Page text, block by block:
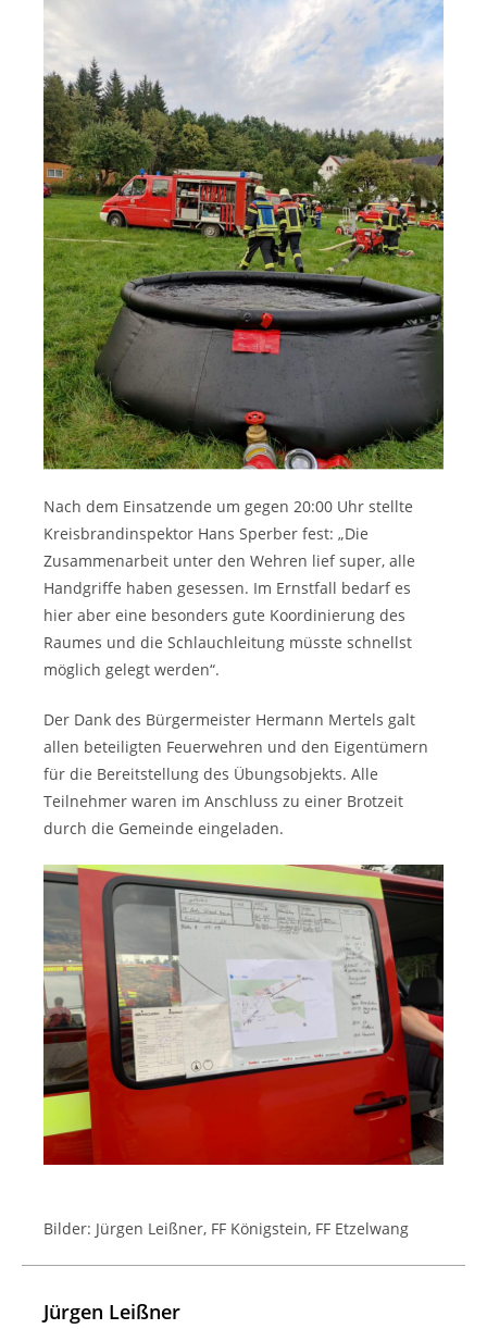
Nach dem Einsatzende um gegen 20:00 Uhr stellte
Kreisbrandinspektor Hans Sperber fest: „Die
Zusammenarbeit unter den Wehren lief super, alle
Handgriffe haben gesessen. Im Ernstfall bedarf es
hier aber eine besonders gute Koordinierung des
Raumes und die Schlauchleitung müsste schnellst
möglich gelegt werden“.
Der Dank des Bürgermeister Hermann Mertels galt
allen beteiligten Feuerwehren und den Eigentümern
für die Bereitstellung des Übungsobjekts. Alle
Teilnehmer waren im Anschluss zu einer Brotzeit
durch die Gemeinde eingeladen.
Bilder: Jürgen Leißner, FF Königstein, FF Etzelwang
Jürgen Leißner